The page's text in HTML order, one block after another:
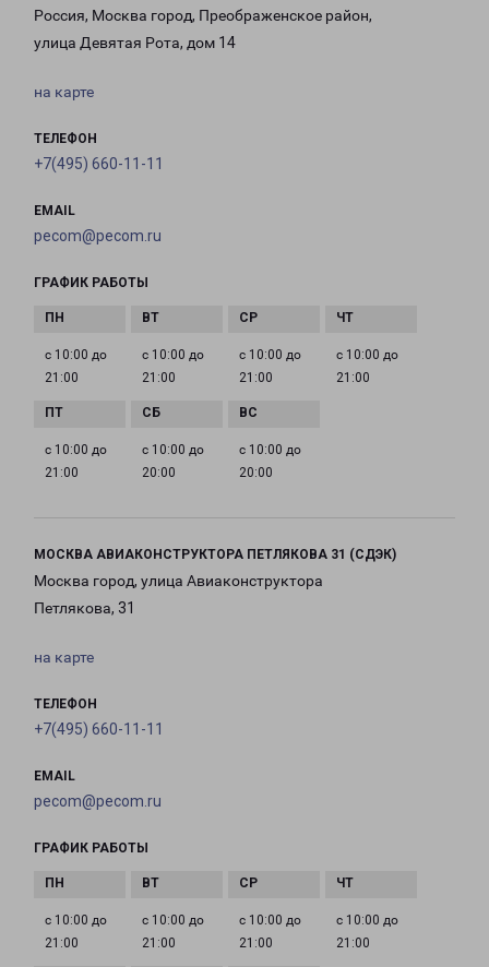
Россия, Москва город, Преображенское район,
улица Девятая Рота, дом 14
на карте
ТЕЛЕФОН
+7(495) 660-11-11
EMAIL
pecom@pecom.ru
ГРАФИК РАБОТЫ
с 10:00 до
21:00
с 10:00 до
21:00
с 10:00 до
21:00
с 10:00 до
21:00
с 10:00 до
21:00
с 10:00 до
20:00
с 10:00 до
20:00
МОСКВА АВИАКОНСТРУКТОРА ПЕТЛЯКОВА 31 (СДЭК)
Москва город, улица Авиаконструктора
Петлякова, 31
на карте
ТЕЛЕФОН
+7(495) 660-11-11
EMAIL
pecom@pecom.ru
ГРАФИК РАБОТЫ
с 10:00 до
21:00
с 10:00 до
21:00
с 10:00 до
21:00
с 10:00 до
21:00